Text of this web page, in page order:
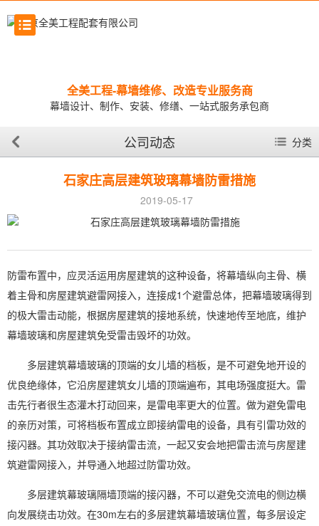
全美工程-幕墙维修、改造专业服务商
幕墙设计、制作、安装、修缮、一站式服务承包商
分类
公司动态
石家庄高层建筑玻璃幕墙防雷措施
2019-05-17
防雷布置中，应灵活运用房屋建筑的这种设备，将幕墙纵向主骨、横
着主骨和房屋建筑避雷网接入，连接成1个避雷总体，把幕墙玻璃得到
的极大雷击动能，根据房屋建筑的接地系统，快速地传至地底，维护
幕墙玻璃和房屋建筑免受雷击毁坏的功效。
多层建筑幕墙玻璃的顶端的女儿墙的档板，是不可避免地开设的
优良绝缘体，它沿房屋建筑女儿墙的顶端遍布，其电场强度挺大。雷
击先行者很生态灌木打动回来，是雷电率更大的位置。做为避免雷电
的亲历对策，可将档板布置成立即接纳雷电的设备，具有引雷功效的
接闪器。其功效取决于接纳雷击流，一起又安会地把雷击流与房屋建
筑避雷网接入，并导通入地超过防雷功效。
多层建筑幕玻璃隔墙顶端的接闪器，不可以避免交流电的侧边横
向发展绕击功效。在30m左右的多层建筑幕墙玻璃位置，每多层设定